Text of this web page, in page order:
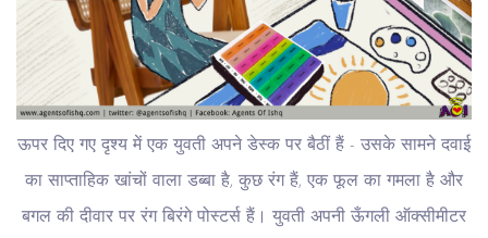
ऊपर दिए गए दृश्य में एक युवती अपने डेस्क पर बैठीं हैं - उसके सामने दवाई
का साप्ताहिक खांचों वाला डब्बा है, कुछ रंग हैं, एक फूल का गमला है और
बगल की दीवार पर रंग बिरंगे पोस्टर्स हैं। युवती अपनी ऊँगली ऑक्सीमीटर